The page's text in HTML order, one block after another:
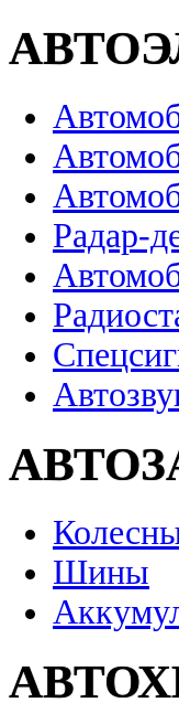
Радар-
Шины